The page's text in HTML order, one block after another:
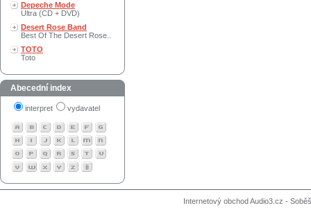
Depeche Mode
Ultra (CD + DVD)
Desert Rose Band
Best Of The Desert Rose..
TOTO
Toto
Abecední index
interpret vydavatel
Internetový obchod Audio3.cz -